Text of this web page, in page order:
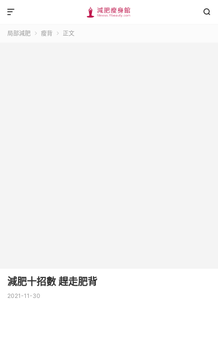


局部減肥  瘦背  正文
減肥十招數 趕走肥背
2021-11-30